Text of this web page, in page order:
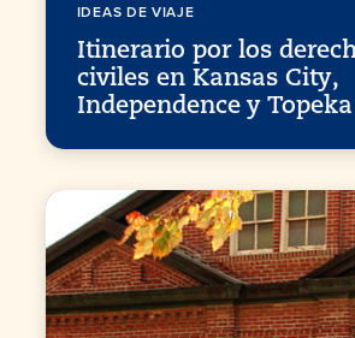
IDEAS DE VIAJE
Itinerario por los
civiles en Kansas City,
Independence y Topeka